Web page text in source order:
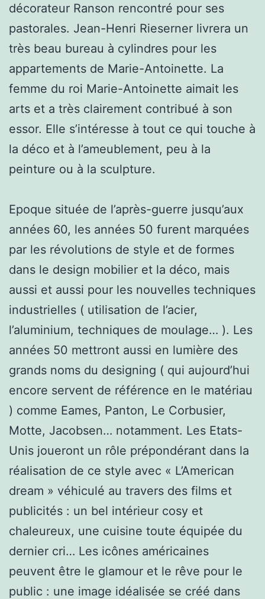
décorateur Ranson rencontré pour ses
pastorales. Jean-Henri Rieserner livrera un
très beau bureau à cylindres pour les
appartements de Marie-Antoinette. La
femme du roi Marie-Antoinette aimait les
arts et a très clairement contribué à son
essor. Elle s’intéresse à tout ce qui touche à
la déco et à l’ameublement, peu à la
peinture ou à la sculpture.
Epoque située de l’après-guerre jusqu’aux
années 60, les années 50 furent marquées
par les révolutions de style et de formes
dans le design mobilier et la déco, mais
aussi et aussi pour les nouvelles techniques
industrielles ( utilisation de l’acier,
l’aluminium, techniques de moulage… ). Les
années 50 mettront aussi en lumière des
grands noms du designing ( qui aujourd’hui
encore servent de référence en le matériau
) comme Eames, Panton, Le Corbusier,
Motte, Jacobsen… notamment. Les Etats-
Unis joueront un rôle prépondérant dans la
réalisation de ce style avec « L’American
dream » véhiculé au travers des films et
publicités : un bel intérieur cosy et
chaleureux, une cuisine toute équipée du
dernier cri… Les icônes américaines
peuvent être le glamour et le rêve pour le
public : une image idéalisée se créé dans